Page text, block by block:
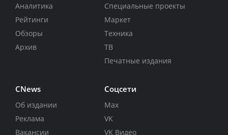
Аналитика
Рейтинги
Обзоры
Архив
Специальные проекты
Маркет
Техника
ТВ
Печатные издания
CNews
Об издании
Реклама
Вакансии
Соцсети
Max
VK
VK Видео